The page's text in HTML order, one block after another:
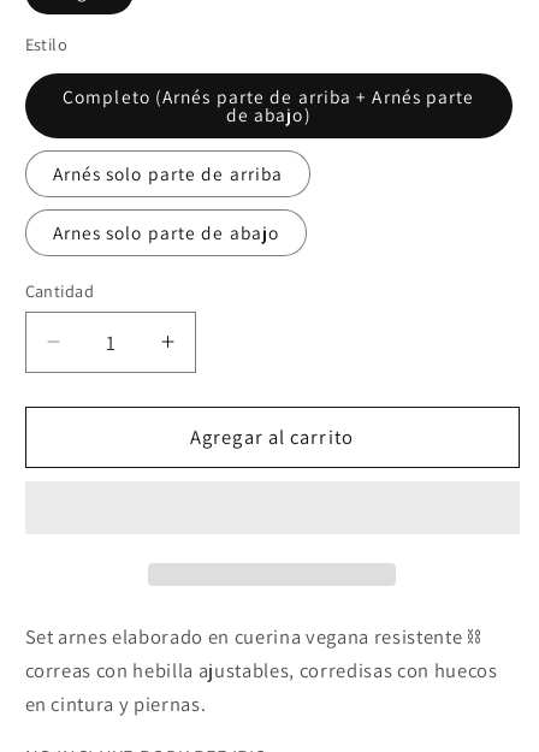
Estilo
Completo (Arnés parte de arriba + Arnés parte
de abajo)
Arnés solo parte de arriba
Arnes solo parte de abajo
Cantidad
Reducir
cantidad
para
Arnés
Aumentar
cantidad
para
Set
Arnés
Agregar al carrito
Set arnes elaborado en cuerina vegana resistente ⛓️
correas con hebilla ajustables, corredisas con huecos
en cintura y piernas.